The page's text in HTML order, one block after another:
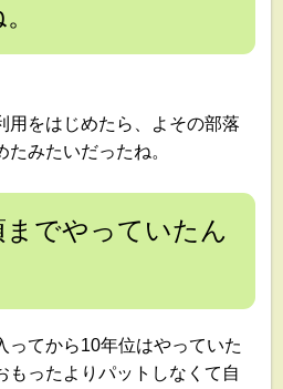
用をはじめたら、よその部落
みたいだったね。
でやっていたん
ってから10年位はやっていた
もったよりパットしなくて自